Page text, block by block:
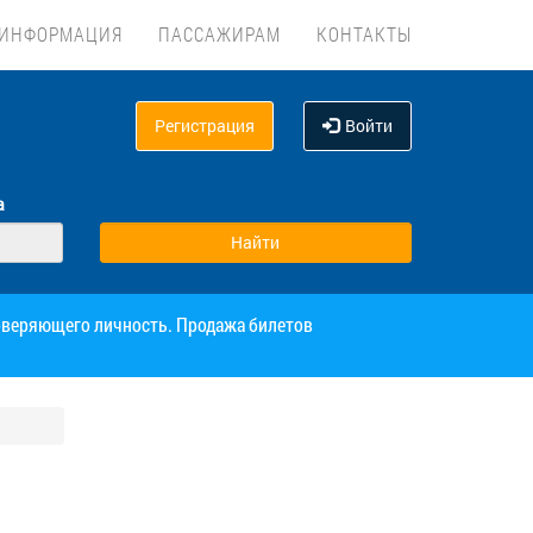
ПАССАЖИРАМ КОНТАКТЫ
Регистрация Войти
личность. Продажа билетов